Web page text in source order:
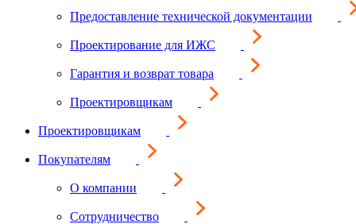
Предоставление технической документации
Проектирование для ИЖС
Гарантия и возврат товара
Проектировщикам
Проектировщикам
Покупателям
О компании
Сотрудничество